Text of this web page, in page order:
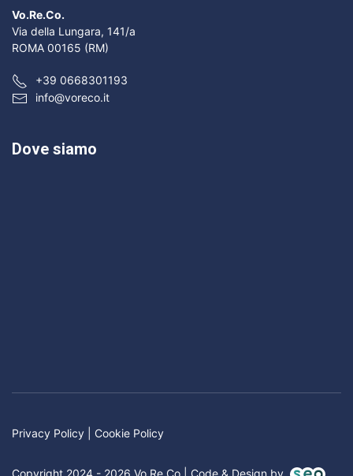
Vo.Re.Co.
Via della Lungara, 141/a
ROMA 00165 (RM)
+39 0668301193
info@voreco.it
Dove siamo
Privacy Policy Cookie Policy
Copyright 2024 - 2026 Vo.Re.Co | Code & Design by